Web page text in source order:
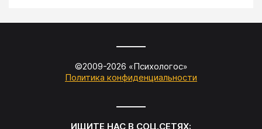
©2009-2026 «Психологос»
Политика конфиденциальности
ИЩИТЕ НАС В СОЦ.СЕТЯХ: